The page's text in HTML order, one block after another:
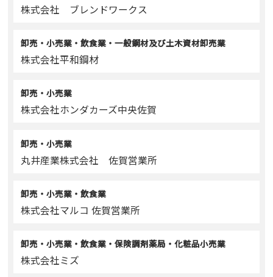
株式会社 ブレンドワークス
卸売・小売業・飲食業・一般鋼材及び土木資材卸売業
株式会社平和鋼材
卸売・小売業
株式会社ホンダカーズ中央佐賀
卸売・小売業
丸井産業株式会社 佐賀営業所
卸売・小売業・飲食業
株式会社マルコ 佐賀営業所
卸売・小売業・飲食業・保険調剤薬局・化粧品小売業
株式会社ミズ